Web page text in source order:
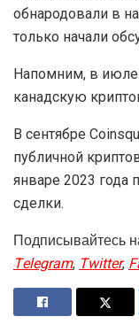
обнародовали в
только начали
Напомним, в июле
канадскую
В сентябре
публичной
январе 2023 года
сделки.
Подписывайтесь
Telegram,Twitter,